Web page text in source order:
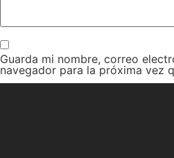
Guarda mi nombre, correo
navegador para la próxima vez